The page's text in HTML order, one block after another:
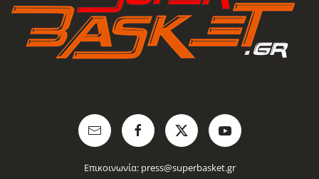
Επικοινωνία: press@superbasket.gr